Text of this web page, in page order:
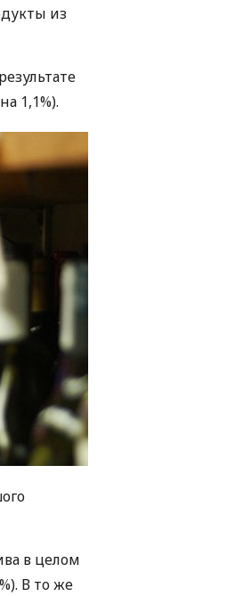
из
1,1%).
в целом
В то же